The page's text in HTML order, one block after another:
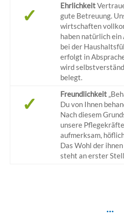
✓ Ehrlichkeit
gute Betreuung.
wirtschaften
haben natürlich ein
bei der
erfolgt in
wird
belegt.
✓ Freundlichkeit
Du von Ihnen
Nach diesem
unsere
aufmerksam,
Das Wohl der
steht an erster
…